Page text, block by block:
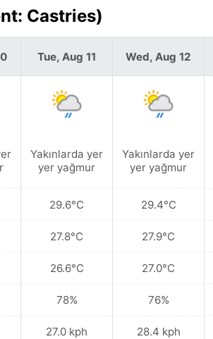
Castries)
Tue, Aug 11
Yakınlarda yer
yer yağmur
29.6°C
27.8°C
26.6°C
78%
27.0 kph
Wed, Aug 12
Yakınlarda yer
yer yağmur
29.4°C
27.9°C
27.0°C
76%
28.4 kph